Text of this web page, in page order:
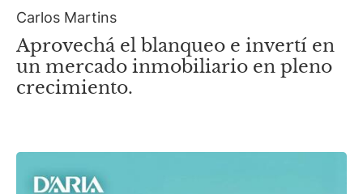
Carlos Martins
Aprovechá el blanqueo e invertí en
un mercado inmobiliario en pleno
crecimiento.